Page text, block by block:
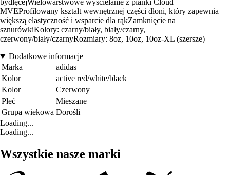
bydlęcejWielowarstwowe wyściełanie z pianki Cloud
MVEProfilowany kształt wewnętrznej części dłoni, który zapewnia
większą elastyczność i wsparcie dla rąkZamknięcie na
sznurówkiKolory: czarny/biały, biały/czarny,
czerwony/biały/czarnyRozmiary: 8oz, 10oz, 10oz-XL (szersze)
Dodatkowe informacje
Marka
adidas
Kolor
active red/white/black
Kolor
Czerwony
Płeć
Mieszane
Grupa wiekowa Dorośli
Loading...
Loading...
Wszystkie nasze marki